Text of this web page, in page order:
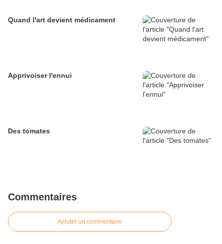
Quand l'art devient médicament
Apprivoiser l'ennui
Des tomates
Commentaires
Ajouter un commentaire